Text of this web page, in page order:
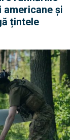
și
țintele